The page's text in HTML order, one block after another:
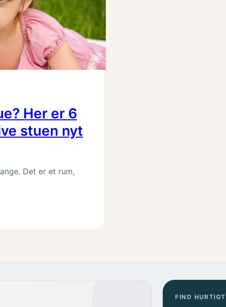
Her er 6
stuen nyt
Det er et rum,
FIND